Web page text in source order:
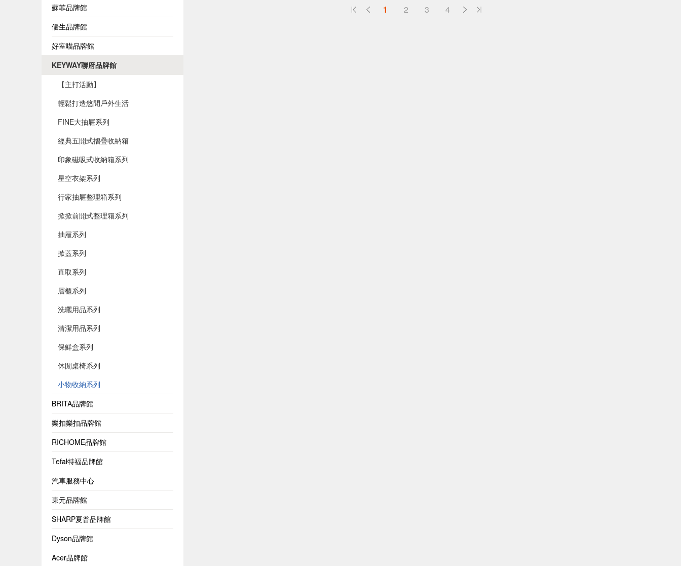
蘇菲品牌館
優生品牌館
好室喵品牌館
KEYWAY聯府品牌館
【主打活動】
輕鬆打造悠閒戶外生活
FINE大抽屜系列
經典五開式摺疊收納箱
印象磁吸式收納箱系列
星空衣架系列
行家抽屜整理箱系列
掀掀前開式整理箱系列
抽屜系列
掀蓋系列
直取系列
層櫃系列
洗曬用品系列
清潔用品系列
保鮮盒系列
休閒桌椅系列
小物收納系列
BRITA品牌館
樂扣樂扣品牌館
RICHOME品牌館
Tefal特福品牌館
汽車服務中心
東元品牌館
SHARP夏普品牌館
Dyson品牌館
Acer品牌館
1 2 3 4